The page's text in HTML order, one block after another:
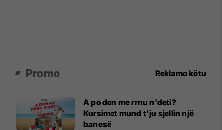
Promo Reklamo këtu
A po don me rrnu n’deti?
Kursimet mund t’ju sjellin një
banesë